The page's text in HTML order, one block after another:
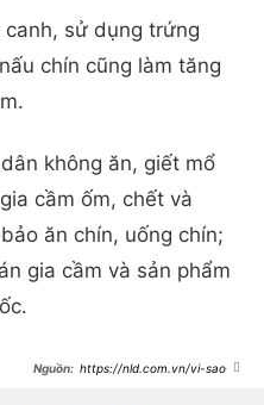
sử dụng trứng
chín cũng làm tăng
không ăn, giết mổ
cầm ốm, chết và
ăn chín, uống chín;
gia cầm và sản phẩm
https://nld.com.vn/vi-sao-